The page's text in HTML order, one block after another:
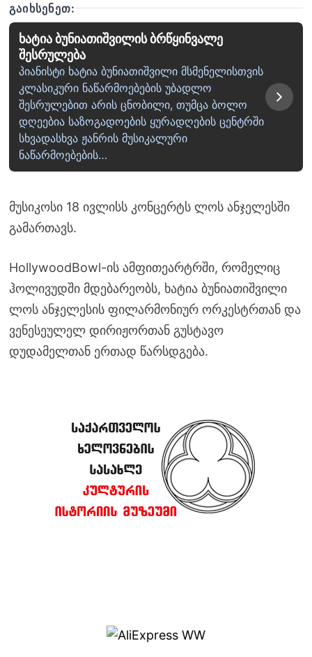
ᲒᲐᲘᲮᲡᲔᲜᲔᲗ:
ხატია ბუნიათიშვილის ბრწყინვალე
შესრულება
პიანისტი ხატია ბუნიათიშვილი მსმენელისთვის
კლასიკური ნაწარმოებების უბადლო
შესრულებით არის ცნობილი, თუმცა ბოლო
დღეებია საზოგადოების ყურადღების ცენტრში
სხვადასხვა ჟანრის მუსიკალური
ნაწარმოებების…
მუსიკოსი 18 ივლისს კონცერტს ლოს ანჯელესში
გამართავს.
HollywoodBowl-ის ამფითეარტრში, რომელიც
ჰოლივუდში მდებარეობს, ხატია ბუნიათიშვილი
ლოს ანჯელესის ფილარმონიურ ორკესტრთან და
ვენესეულელ დირიჟორთან გუსტავო
დუდამელთან ერთად წარსდგება.